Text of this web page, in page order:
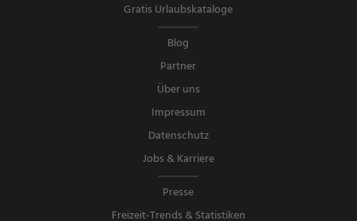
Gratis Urlaubskataloge
Blog
Partner
Über uns
Impressum
Datenschutz
Jobs & Karriere
Presse
Freizeit-Trends & Statistiken